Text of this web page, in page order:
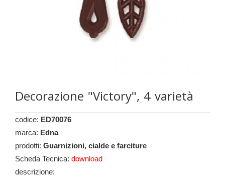
Decorazione "Victory", 4 varietà
codice: ED70076
marca: Edna
prodotti: Guarnizioni, cialde e farciture
Scheda Tecnica: download
descrizione: